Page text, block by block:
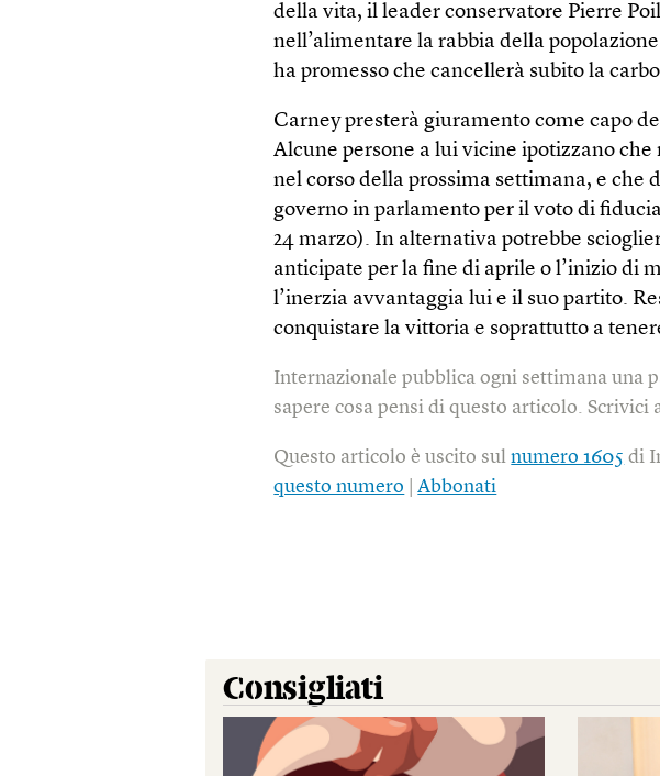
della vita, il leader conservatore Pierre
nell’alimentare la rabbia della
ha promesso che cancellerà subito la
Carney presterà giuramento come capo
Alcune persone a lui vicine ipotizzano
nel corso della prossima settimana, e che
governo in parlamento per il voto di
24 marzo). In alternativa potrebbe
anticipate per la fine di aprile o l’inizio di
l’inerzia avvantaggia lui e il suo partito.
conquistare la vittoria e soprattutto a
Internazionale pubblica ogni settimana una
sapere cosa pensi di questo articolo. Scrivici
Questo articolo è uscito sulnumero 1605 di
questo numero |Abbonati
Consigliati